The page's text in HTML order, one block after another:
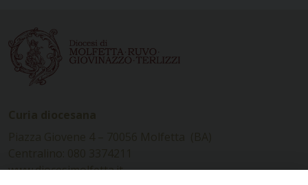
www.diocesimolfetta.it –